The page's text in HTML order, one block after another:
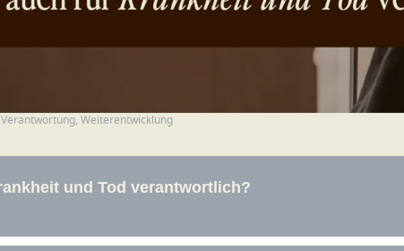
Verantwortung Weiterentwicklung